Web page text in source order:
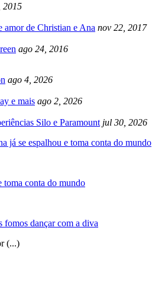
2015
amor de Christian e Ana nov 22, 2017
ago 24, 2016
ago 4, 2026
e mais ago 2, 2026
Silo e Paramount jul 30, 2026
já se espalhou e toma conta do mundo
toma conta do mundo
dançar com a diva
(...)